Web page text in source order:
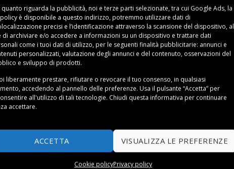
quanto riguarda la pubblicità, noi e terze parti selezionate, tra cui Google Ads, la
è disponibile a questo indirizzo, potremmo utilizzare dati di
precisi e l’identificazione attraverso la scansione del dispositivo, al
di archiviare e/o accedere a informazioni su un dispositivo e trattare dati
come i tuoi dati di utilizzo, per le seguenti finalità pubblicitarie: annunci e
personalizzati, valutazione degli annunci e del contenuto, osservazioni del
e sviluppo di prodotti.
liberamente prestare, rifiutare o revocare il tuo consenso, in qualsiasi
accedendo al pannello delle preferenze. Usa il pulsante “Accetta” per
all'utilizzo di tali tecnologie. Chiudi questa informativa per continuare
accettare.
ACCETTA VISUALIZZA LE PREFERENZE
Cookie policyPrivacy policy